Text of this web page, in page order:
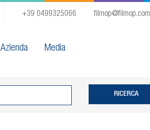
+39 0499325066 filmop@filmop.com
Azienda Media